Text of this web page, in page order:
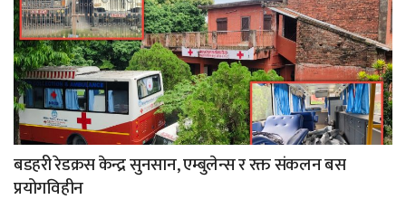
बडहरी रेडक्रस केन्द्र सुनसान, एम्बुलेन्स र रक्त संकलन बस
प्रयोगविहीन